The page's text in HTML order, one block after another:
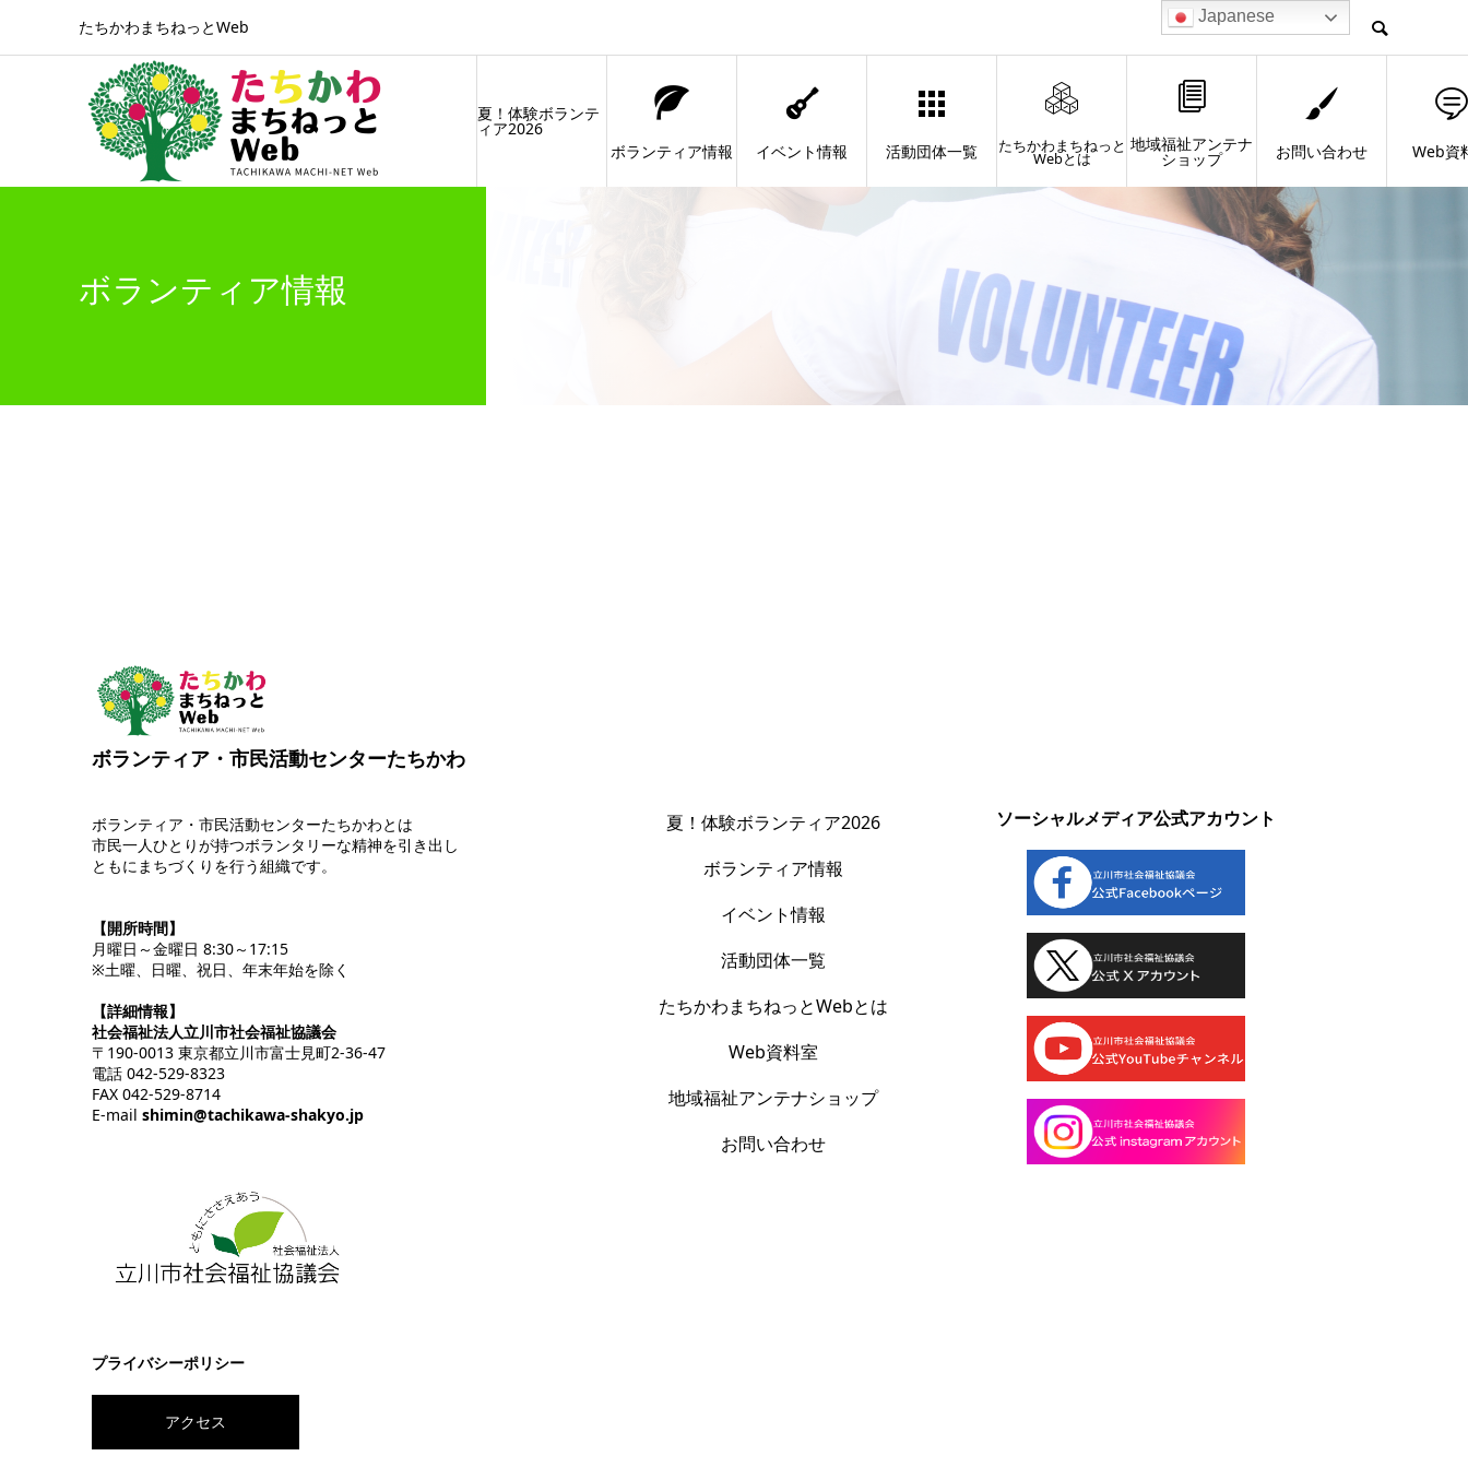
たちかわまちねっとWeb
夏！体験ボランテ
ィア2026
ボランティア情報
イベント情報 活動団体一覧 たちかわまちねっと
Webとは
地域福祉アンテナ
ショップ お問い合わせ Web資
ボランティア情報
ボランティア・市民活動センターたちかわ
ボランティア・市民活動センターたちかわとは
市民一人ひとりが持つボランタリーな精神を引き出し
ともにまちづくりを行う組織です。
【開所時間】
月曜日～金曜日 8:30～17:15
※土曜、日曜、祝日、年末年始を除く
【詳細情報】
社会福祉法人立川市社会福祉協議会
〒190-0013 東京都立川市富士見町2-36-47
電話 042-529-8323
FAX 042-529-8714
E-mail shimin@tachikawa-shakyo.jp
プライバシーポリシー
アクセス
夏！体験ボランティア2026
ボランティア情報
イベント情報
活動団体一覧
たちかわまちねっとWebとは
Web資料室
地域福祉アンテナショップ
お問い合わせ
ソーシャルメディア公式アカウント
Japanese